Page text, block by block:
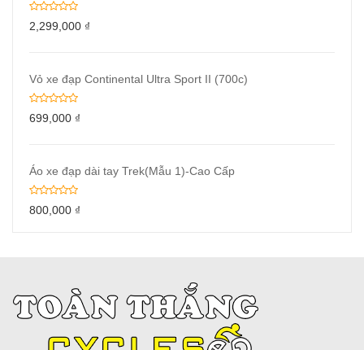
2,299,000 ₫
Vỏ xe đạp Continental Ultra Sport II (700c)
699,000 ₫
Áo xe đạp dài tay Trek(Mẫu 1)-Cao Cấp
800,000 ₫